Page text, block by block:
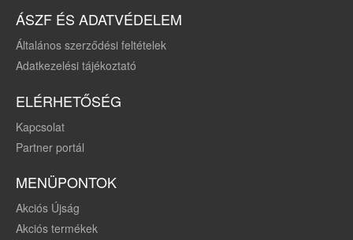
ÁSZF ÉS ADATVÉDELEM
Általános szerződési feltételek
Adatkezelési tájékoztató
ELÉRHETŐSÉG
Kapcsolat
Partner portál
MENÜPONTOK
Akciós Újság
Akciós termékek